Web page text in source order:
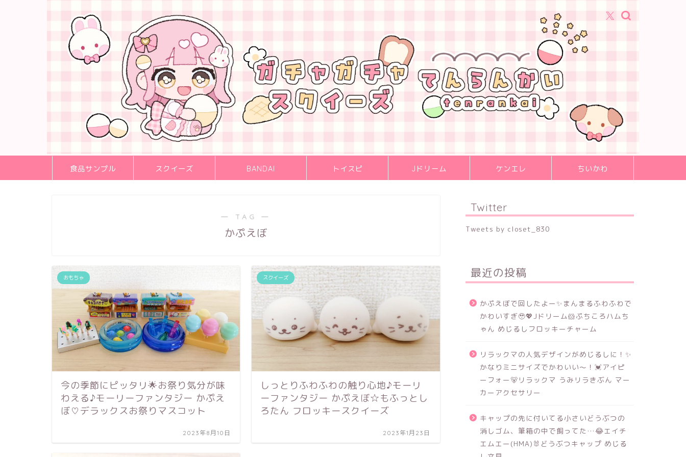
食品サンプル スクイーズ BANDAI トイスピ Jドリーム ケンエレ ちいかわ
― TAG ―
かぷえぼ
おもちゃ
今の季節にピッタリ🌟お祭り気分が味
わえる♪モーリーファンタジー かぷえ
ぼ♡デラックスお祭りマスコット
2023年8月10日
スクイーズ
しっとりふわふわの触り心地♪モーリ
ーファンタジー かぷえぼ☆もふっとし
ろたん フロッキースクイーズ
2023年1月23日
Twitter
Tweets by closet_830
最近の投稿
かぷえぼで回したよー✨まんまるふわふわで
かわいすぎ🥹💖Jドリーム🐹ぷちころハムち
ゃん めじるしフロッキーチャーム
リラックマの人気デザインがめじるしに！✨
かなりミニサイズでかわいい～！💓アイピ
ーフォー🐻リラックマ うみリラきぶん マー
カーアクセサリー
キャップの先に付いてる小さいどうぶつの
消しゴム、筆箱の中で飼ってた…😂エイチ
エムエー(HMA)🐰どうぶつキャップ めじる